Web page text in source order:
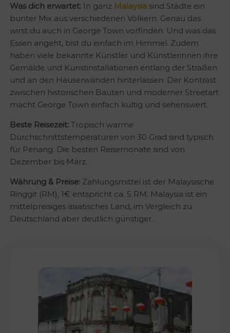
Was dich erwartet:In ganz Malaysiasind Städte ein
bunter Mix aus verschiedenen Völkern. Genau das
wirst du auch in George Town vorfinden. Und was das
Essen angeht, bist du einfach im Himmel. Zudem
haben viele bekannte Künstler und Künstlerinnen ihre
Gemälde und Kunstinstallationen entlang der Straßen
und an den Häuserwänden hinterlassen. Der Kontrast
zwischen historischen Bauten und moderner Streetart
macht George Town einfach kultig und sehenswert.
Beste Reisezeit: Tropisch warme
Durchschnittstemperaturen von 30 Grad sind typisch
für Penang. Die besten Reisemonate sind von
Dezember bis März.
Währung & Preise:Zahlungsmittel ist der Malaysische
Ringgit (RM), 1€ entspricht ca. 5 RM. Malaysia ist ein
mittelpreisiges asiatisches Land, im Vergleich zu
Deutschland aber deutlich günstiger.